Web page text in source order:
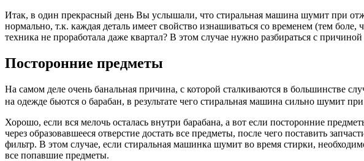
Итак, в один прекрасный день Вы услышали, что стиральная машина шумит при
нормально, т.к. каждая деталь имеет свойство изнашиваться со временем (тем
техника не проработала даже квартал? В этом случае нужно разбираться с
Посторонние предметы
На самом деле очень банальная причина, с которой сталкиваются в большинстве
на одежде бьются о барабан, в результате чего стиральная машина сильно шумит
Хорошо, если вся мелочь осталась внутри барабана, а вот если посторонние
через образовавшееся отверстие достать все предметы, после чего поставить
фильтр. В этом случае, если стиральная машинка шумит во время стирки,
все попавшие предметы.